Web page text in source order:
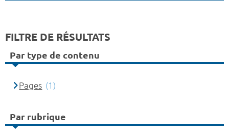
FILTRE DE RÉSULTATS
Par type de contenu
Pages (1)
Par rubrique